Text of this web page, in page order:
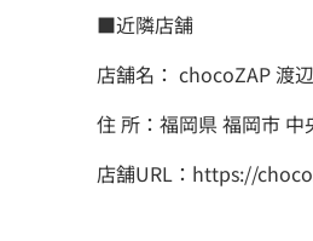
■近隣店舗
店舗名： chocoZAP 渡
住 所：福岡県 福岡市
店舗URL：https://